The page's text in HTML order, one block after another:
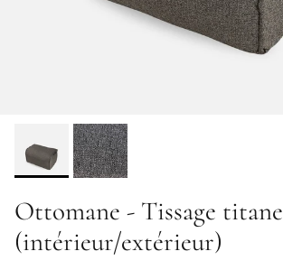
Ottomane - Tissage titane
(intérieur/extérieur)